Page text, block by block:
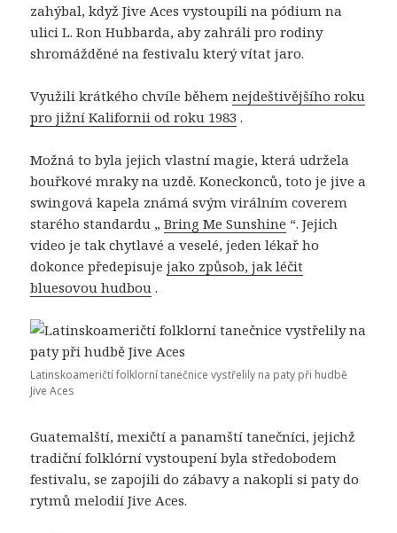
zahýbal, když Jive Aces vystoupili na pódium na
ulici L. Ron Hubbarda, aby zahráli pro rodiny
shromážděné na festivalu který vítat jaro.
Využili krátkého chvíle běhemnejdeštivějšího roku
pro jižní Kalifornii od roku 1983 .
Možná to byla jejich vlastní magie, která udržela
bouřkové mraky na uzdě. Koneckonců, toto je jive a
swingová kapela známá svým virálním coverem
starého standardu „Bring Me Sunshine “. Jejich
video je tak chytlavé a veselé, jeden lékař ho
dokonce předepisujejako způsob, jak léčit
bluesovou hudbou .
Latinskoameričtí folklorní tanečnice vystřelily na paty při hudbě
Jive Aces
Guatemalští, mexičtí a panamští tanečníci, jejichž
tradiční folklórní vystoupení byla středobodem
festivalu, se zapojili do zábavy a nakopli si paty do
rytmů melodií Jive Aces.